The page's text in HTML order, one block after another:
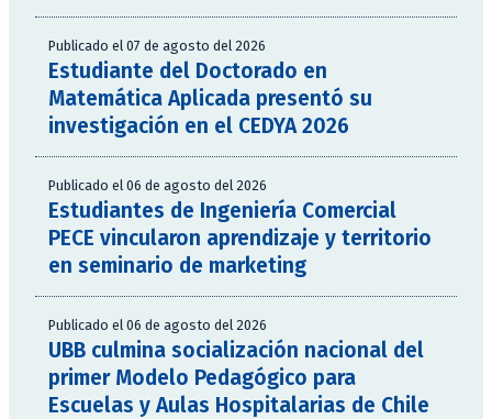
Publicado el 07 de agosto del 2026
Estudiante del Doctorado en
Matemática Aplicada presentó su
investigación en el CEDYA 2026
Publicado el 06 de agosto del 2026
Estudiantes de Ingeniería Comercial
PECE vincularon aprendizaje y territorio
en seminario de marketing
Publicado el 06 de agosto del 2026
UBB culmina socialización nacional del
primer Modelo Pedagógico para
Escuelas y Aulas Hospitalarias de Chile